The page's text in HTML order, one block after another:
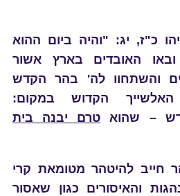
כ"ז, יג: "והיה ביום ההוא
האובדים בארץ אשור
והשתחוו לה' בהר הקדש
האלשייך הקדוש במקום:
– שהוא טרם יבנה בית
חייב להיטהר מטומאת קרי
והאיסורים כגון שאסור